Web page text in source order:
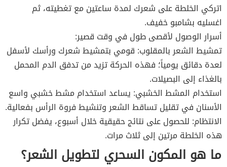
اتركي الخلطة على شعرك لمدة ساعتين مع تغطيته، ثم
اغسليه بشامبو خفيف.
أسرار الوصول لأقصى طول في وقت قصير:
تمشيط الشعر بالمقلوب: قومي بتمشيط شعرك ورأسك لأسفل
لعدة دقائق يومياً؛ فهذه الحركة تزيد من تدفق الدم المحمل
بالغذاء إلى البصيلات.
استخدام المشط الخشبي: يساعد استخدام مشط خشبي واسع
الأسنان في تقليل تساقط الشعر وتنشيط فروة الرأس بفعالية.
الانتظام: للحصول على نتائج حقيقية خلال أسبوع، يفضل تكرار
هذه الخلطة مرتين إلى ثلاث مرات.
ما هو المكون السحري لتطويل الشعر؟